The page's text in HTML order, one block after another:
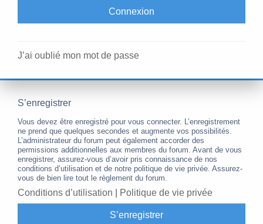
J’ai oublié mon mot de passe
S’enregistrer
Vous devez être enregistré pour vous connecter. L’enregistrement
ne prend que quelques secondes et augmente vos possibilités.
L’administrateur du forum peut également accorder des
permissions additionnelles aux membres du forum. Avant de vous
enregistrer, assurez-vous d’avoir pris connaissance de nos
conditions d’utilisation et de notre politique de vie privée. Assurez-
vous de bien lire tout le règlement du forum.
Conditions d’utilisation Politique de vie privée
S’enregistrer